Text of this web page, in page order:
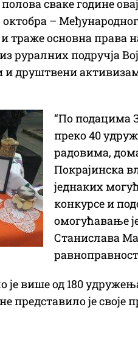
сваке године
–
и траже основна
руралних подручја
друштвени
“По подацима
преко 40
радовима,
Покрајинска
једнаких
конкурсе и
омогућавање
Станислава
је више од 180
представило је своје